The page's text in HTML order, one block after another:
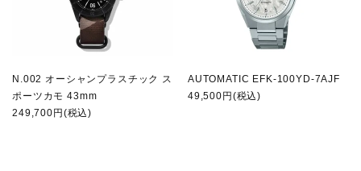
N.002 オーシャンプラスチック ス
ポーツカモ 43mm
249,700円(税込)
AUTOMATIC EFK-100YD-7AJF
49,500円(税込)